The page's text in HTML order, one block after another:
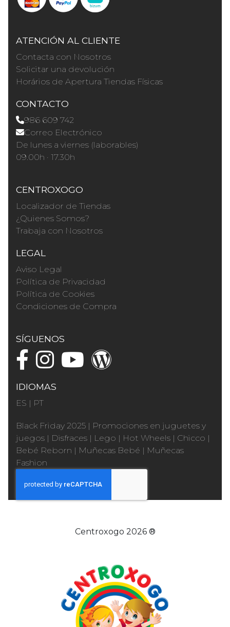
ATENCIÓN AL CLIENTE
Contacta con Nosotros
Solicitar una devolución
Horários de Apertura Tiendas Físicas
CONTACTO
986 609 742
Correo Electrónico
De lunes a viernes (laborables)
09.00h · 17.30h
CENTROXOGO
Localizador de Tiendas
¿Quienes Somos?
Trabaja con Nosotros
LEGAL
Aviso Legal
Política de Privacidad
Política de Cookies
Condiciones de Compra
SÍGUENOS
IDIOMAS
ES | PT
Black Friday 2025 | Promociones en juguetes y
juegos | Disfraces | Lego | Hot Wheels | Chicco |
Bebé Reborn | Muñecas Bebé | Muñecas
Fashion
Centroxogo 2026 ®